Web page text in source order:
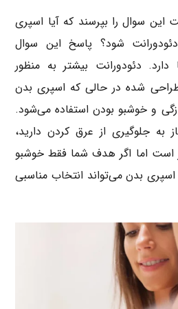
این سوال را بپرسند که آیا اسپری
شود؟ پاسخ این سوال
دئودورانت بیشتر به منظور
شده در حالی که اسپری بدن
و خوشبو بودن استفاده می‌شود.
به جلوگیری از عرق کردن دارید،
است اما اگر هدف شما فقط خوشبو
بدن می‌تواند انتخاب مناسبی